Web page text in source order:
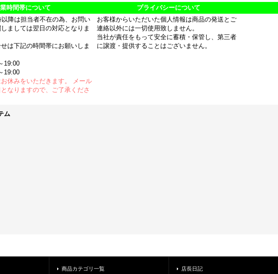
時間帯について
プライバシーについて
降は担当者不在の為、お問い
ましては翌日の対応となりま
は下記の時間帯にお願いしま
19:00
休みをいただきます。 メール
なりますので、ご了承くださ
お客様からいただいた個人情報は商品の発送とご
連絡以外には一切使用致しません。
当社が責任をもって安全に蓄積・保管し、第三者
に譲渡・提供することはございません。
ム
商品カテゴリ一覧 店長日記